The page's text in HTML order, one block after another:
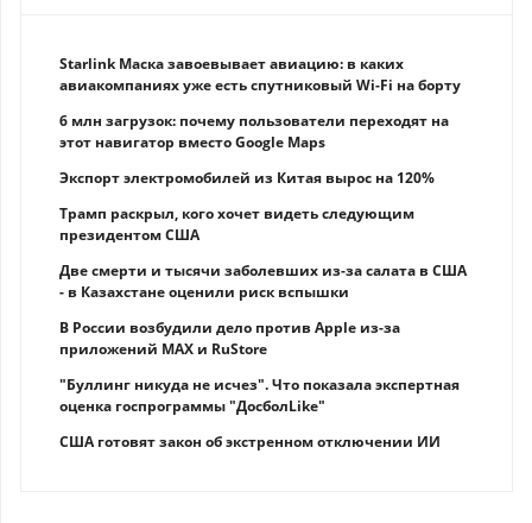
Starlink Маска завоевывает авиацию: в каких
авиакомпаниях уже есть спутниковый Wi-Fi на борту
6 млн загрузок: почему пользователи переходят на
этот навигатор вместо Google Maps
Экспорт электромобилей из Китая вырос на 120%
Трамп раскрыл, кого хочет видеть следующим
президентом США
Две смерти и тысячи заболевших из-за салата в США
- в Казахстане оценили риск вспышки
В России возбудили дело против Apple из-за
приложений MAX и RuStore
"Буллинг никуда не исчез". Что показала экспертная
оценка госпрограммы "ДосболLike"
США готовят закон об экстренном отключении ИИ